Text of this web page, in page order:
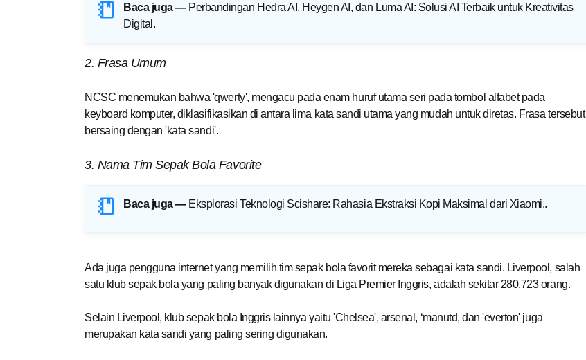
Baca juga — Perbandingan Hedra AI, Heygen AI, dan Luma AI: Solusi AI Terbaik untuk Kreativitas
Digital .
2. Frasa Umum
NCSC menemukan bahwa 'qwerty', mengacu pada enam huruf utama seri pada tombol alfabet pada
keyboard komputer, diklasifikasikan di antara lima kata sandi utama yang mudah untuk diretas. Frasa tersebut
bersaing dengan 'kata sandi'.
3. Nama Tim Sepak Bola Favorite
Baca juga — Eksplorasi Teknologi Scishare: Rahasia Ekstraksi Kopi Maksimal dari Xiaomi..
Ada juga pengguna internet yang memilih tim sepak bola favorit mereka sebagai kata sandi. Liverpool, salah
satu klub sepak bola yang paling banyak digunakan di Liga Premier Inggris, adalah sekitar 280.723 orang.
Selain Liverpool, klub sepak bola Inggris lainnya yaitu 'Chelsea', arsenal, ‘manutd, dan 'everton' juga
merupakan kata sandi yang paling sering digunakan.